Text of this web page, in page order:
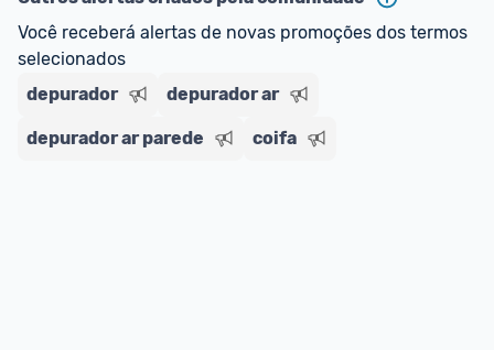
Você receberá alertas de novas promoções dos termos
selecionados
depurador
depurador ar
depurador ar parede coifa